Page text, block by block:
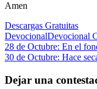
Amen
Descargas Gratuitas
DevocionalDevocional
Navegación
de
entradas
Entrada
anterior:
28 de Octubre: En el
Siguiente
30 de Octubre: Hace
Dejar una